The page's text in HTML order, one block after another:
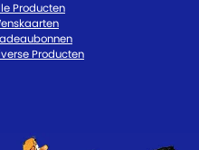
Producten
Producten